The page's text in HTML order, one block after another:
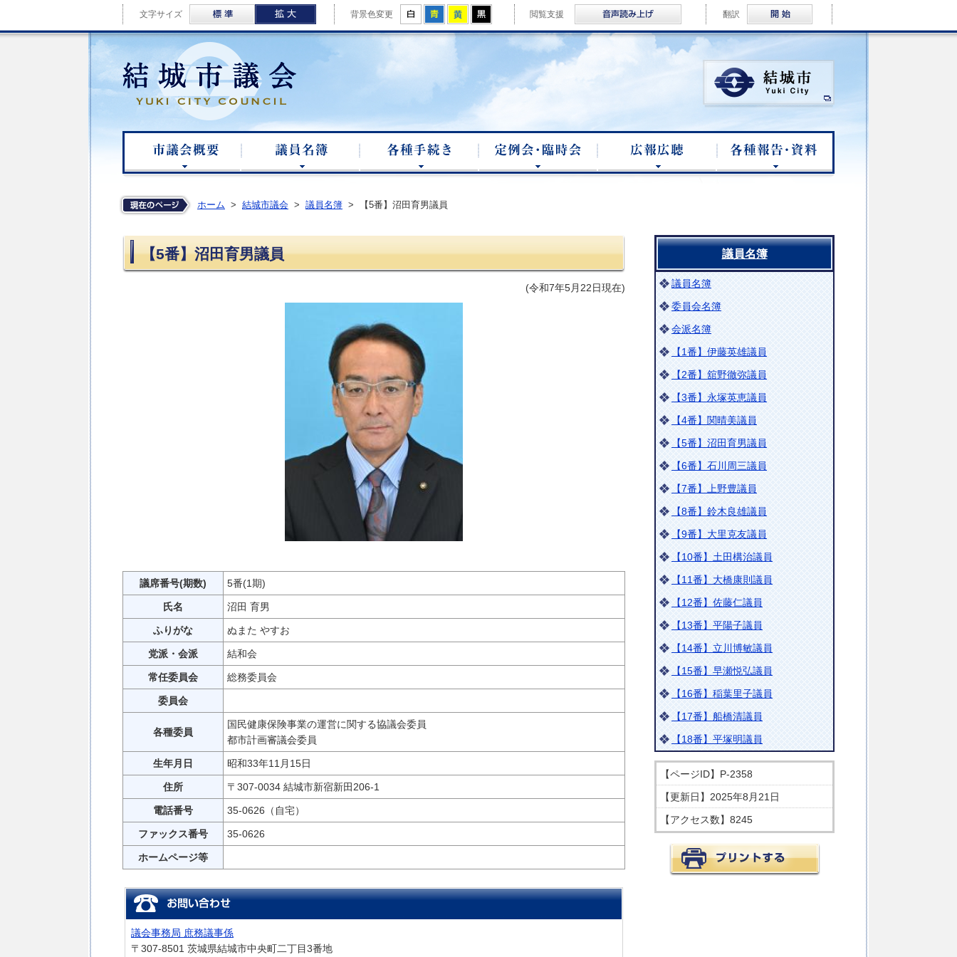
結城市公式ホームページ
各種報告・資料
文字サイズ 拡大 背景色変更 白 青 黄 閲覧支援 音声読み上げ
翻訳 Multilingual
ホーム > 結城市議会 > 議員名簿 > 【5番】沼田育男議員
【5番】沼田育男議員
(令和7年5月22日現在)
議席番号(期数) 5番(1期)
氏名 沼田 育男
ふりがな ぬまた やすお
党派・会派 結和会
常任委員会 総務委員会
委員会
各種委員
国民健康保険事業の運営に関する協議会委員
都市計画審議会委員
生年月日 昭和33年11月15日
住所 〒307-0034 結城市新宿新田206-1
電話番号 35-0626（自宅）
ファックス番号 35-0626
ホームページ等
議会事務局 庶務議事係
〒307-8501 茨城県結城市中央町二丁目3番地
議員名簿
議員名簿
委員会名簿
会派名簿
【1番】伊藤英雄議員
【2番】舘野徹弥議員
【3番】永塚英恵議員
【4番】関晴美議員
【5番】沼田育男議員
【6番】石川周三議員
【7番】上野豊議員
【8番】鈴木良雄議員
【9番】大里克友議員
【10番】土田構治議員
【11番】大橋康則議員
【12番】佐藤仁議員
【13番】平陽子議員
【14番】立川博敏議員
【15番】早瀬悦弘議員
【16番】稲葉里子議員
【17番】船橋清議員
【18番】平塚明議員
【ページID】 P-2358
【更新日】 2025年8月21日
【アクセス数】 8245